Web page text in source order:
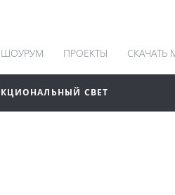
ШОУРУМ ПРОЕКТЫ СКАЧАТЬ
СВЕТ